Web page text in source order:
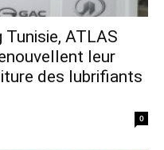
ATLAS
leur
des lubrifiants
0